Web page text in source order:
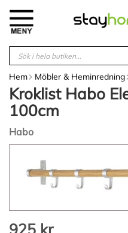
innehållet
Hem Möbler & Heminredning
Kroklist Habo
100cm
Habo
slutet
till